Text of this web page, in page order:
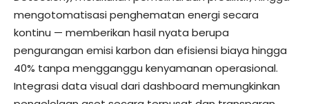
mengotomatisasi penghematan energi secara
kontinu — memberikan hasil nyata berupa
pengurangan emisi karbon dan efisiensi biaya hingga
40% tanpa mengganggu kenyamanan operasional.
Integrasi data visual dari dashboard memungkinkan